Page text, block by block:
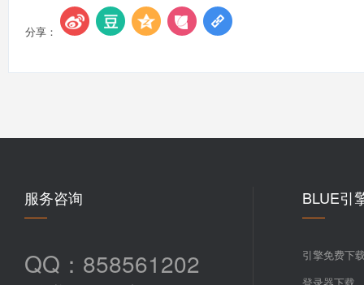
分享：
服务咨询
QQ：858561202
BLUE引
引擎免费下